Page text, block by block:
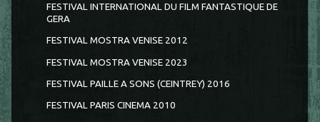
FESTIVAL INTERNATIONAL DU FILM FANTASTIQUE DE
GERA
FESTIVAL MOSTRA VENISE 2012
FESTIVAL MOSTRA VENISE 2023
FESTIVAL PAILLE A SONS (CEINTREY) 2016
FESTIVAL PARIS CINEMA 2010